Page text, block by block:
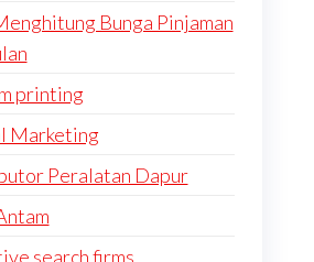
Bunga Pinjaman
printing
Marketing
Peralatan Dapur
search firms